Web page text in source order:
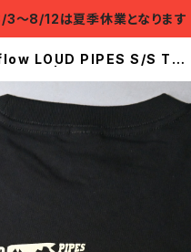
3～8/12は夏季休業となります
LOUD PIPES S/S T-S